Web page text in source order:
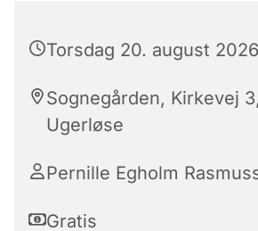
Torsdag 20. august
Sognegården, Kirkevej
Ugerløse
Pernille Egholm
Gratis